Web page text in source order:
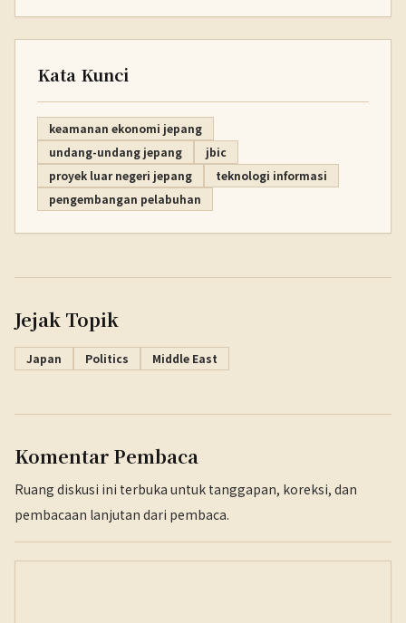
Kata Kunci
keamanan ekonomi jepang
undang-undang jepang
jbic
proyek luar negeri jepang
teknologi informasi
pengembangan pelabuhan
Jejak Topik
Japan Politics Middle East
Komentar Pembaca
Ruang diskusi ini terbuka untuk tanggapan, koreksi, dan
pembacaan lanjutan dari pembaca.